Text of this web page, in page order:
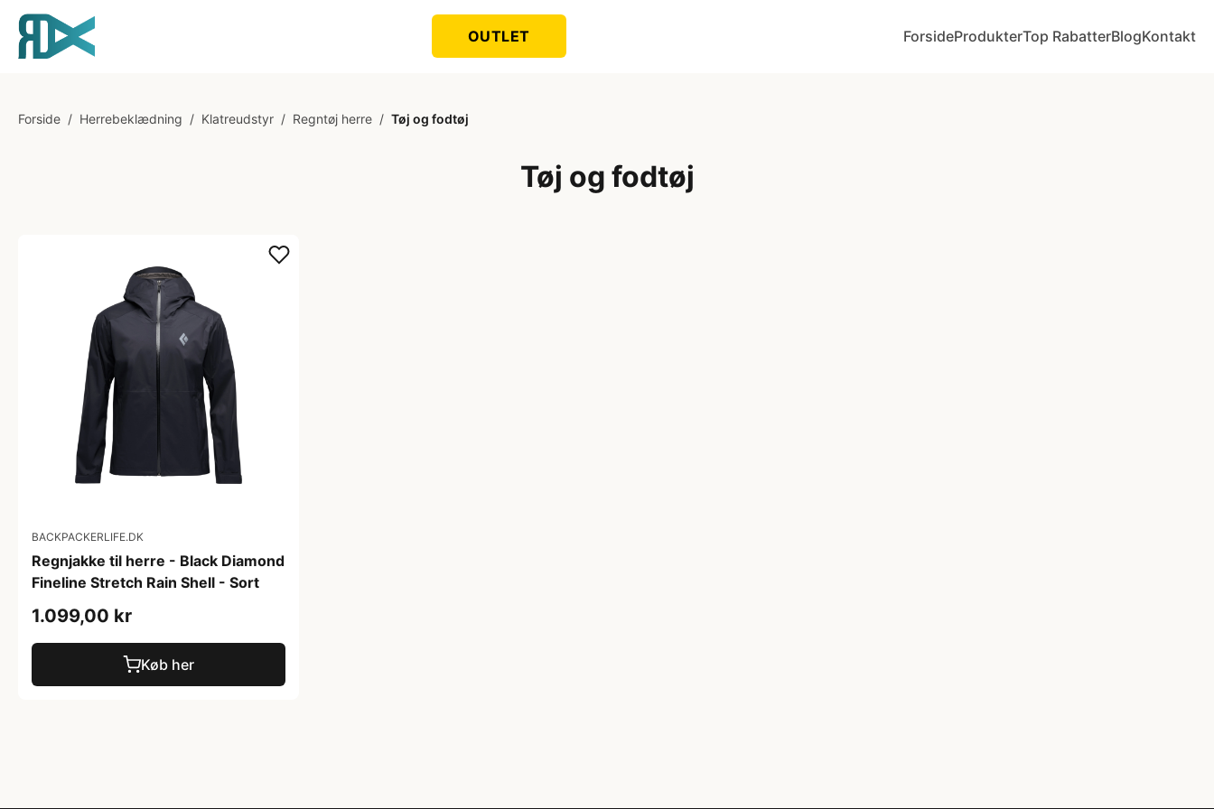
OUTLET ForsideProdukterTop RabatterBlogKontakt
Forside / Herrebeklædning / Klatreudstyr / Regntøj herre / Tøj og fodtøj
Tøj og fodtøj
BACKPACKERLIFE.DK
Regnjakke til herre - Black Diamond
Fineline Stretch Rain Shell - Sort
1.099,00 kr
Køb her